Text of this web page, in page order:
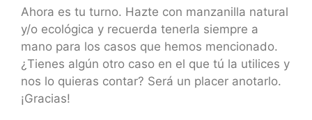
Ahora es tu turno. Hazte con manzanilla natural
y/o ecológica y recuerda tenerla siempre a
mano para los casos que hemos mencionado.
¿Tienes algún otro caso en el que tú la utilices y
nos lo quieras contar? Será un placer anotarlo.
¡Gracias!